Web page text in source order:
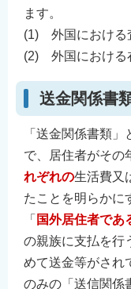
ます。
(1) 外国における
(2) 外国における
送金関係書
「送金関係書類
で、居住者がその
れぞれの生活費又
たことを明らかに
「 国外居住者であ
の親族に支払を行
めて送金等がされ
のみの「送信関係